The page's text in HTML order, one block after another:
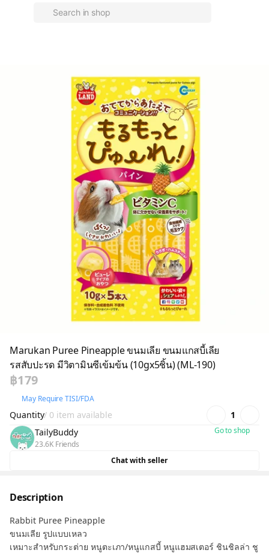
Marukan Puree Pineapple ขนมเลีย ขนมแกสบี้เลีย
รสสับปะรด มีวิตามินซีเข้มข้น (10gx5ชิ้น) (ML-190)
฿179
May Require TISI/FDA
Quantity/ 0 item available
1
TailyBuddy
23.6K Friends
Go to shop
Chat with seller
Description
Rabbit Puree Pineapple
ขนมเลีย รูปแบบเหลว
เหมาะสำหรับกระต่าย หนูตะเภา/หนูแกสบี้ หนูแฮมสเตอร์ ชินชิลล่า ชู